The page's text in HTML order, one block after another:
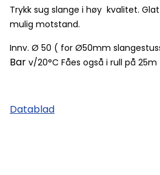
Trykk sug slange i høy kvalitet.
mulig motstand.
Innv. Ø 50 ( for Ø50mm
Bar v/20°C Fåes også i rull på 25m
Datablad